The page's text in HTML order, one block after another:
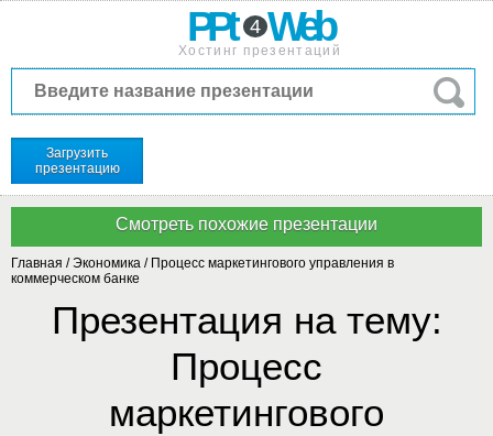
PPt 4 Web
Хостинг презентаций
Загрузить
презентацию
Главная /Экономика / Процесс маркетингового управления в
коммерческом банке
Презентация на тему:
Процесс
маркетингового